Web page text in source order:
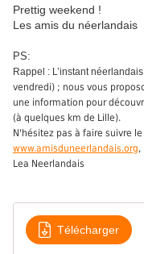
Prettig weekend !
Les amis du néerlandais
PS:
Rappel : L’instant
vendredi) ; nous vous
une information pour
(à quelques km de Lille).
N'hésitez pas à faire suivre
www.amisduneerlandais.org,
Lea Neerlandais
Télécharger